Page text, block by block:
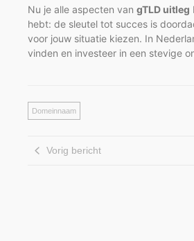
Nu je alle aspecten van gTLD uitleg
hebt: de sleutel tot succes is
voor jouw situatie kiezen. In
vinden en investeer in een stevige
Domeinnaam
Vorig bericht